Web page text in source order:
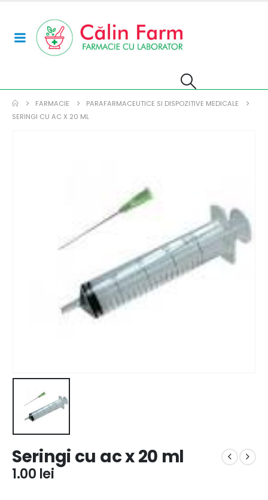
FARMACIE
PARAFARMACEUTICE SI DISPOZITIVE MEDICALE
SERINGI CU AC X 20 ML
Seringi cu ac x 20 ml
1.00 lei